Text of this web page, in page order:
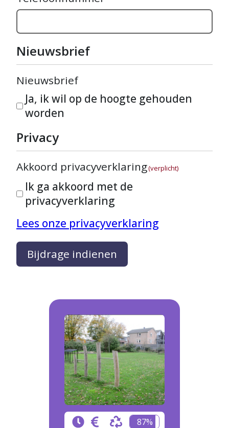
Nieuwsbrief
Nieuwsbrief
Ja, ik wil op de hoogte gehouden
worden
Privacy
Akkoord privacyverklaring(verplicht)
Ik ga akkoord met de
privacyverklaring
Lees onze privacyverklaring
Bijdrage indienen
87%